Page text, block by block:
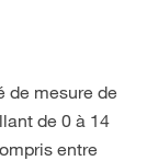
de mesure de
de 0 à 14
entre